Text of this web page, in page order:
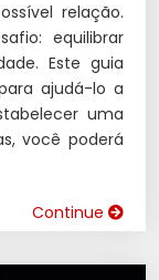
relação.
equilibrar
Este guia
ajudá-lo a
uma
você poderá
Continue